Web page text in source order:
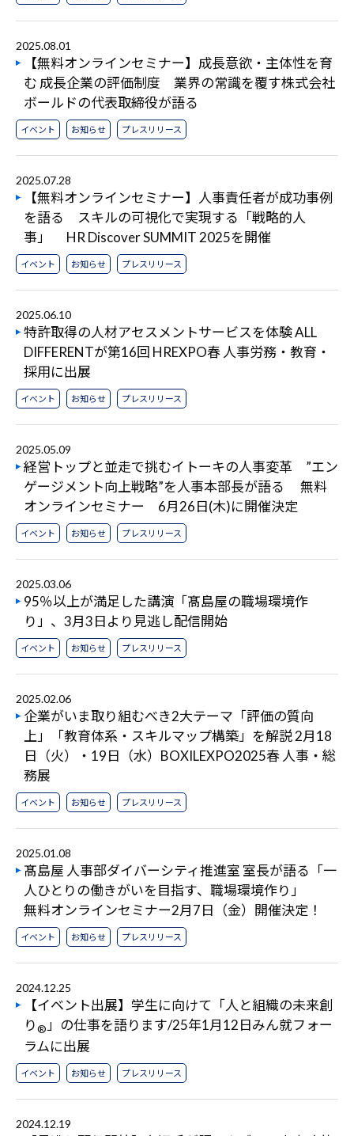
2025.08.01
【無料オンラインセミナー】成長意欲・主体性を育
む 成長企業の評価制度 業界の常識を覆す株式会社
ボールドの代表取締役が語る
イベント お知らせ プレスリリース
2025.07.28
【無料オンラインセミナー】人事責任者が成功事例
を語る スキルの可視化で実現する「戦略的人
事」 HR Discover SUMMIT 2025を開催
イベント お知らせ プレスリリース
2025.06.10
特許取得の人材アセスメントサービスを体験 ALL
DIFFERENTが第16回 HREXPO春 人事労務・教育・
採用に出展
イベント お知らせ プレスリリース
2025.05.09
経営トップと並走で挑むイトーキの人事変革 ”エン
ゲージメント向上戦略”を人事本部長が語る 無料
オンラインセミナー 6月26日(木)に開催決定
イベント お知らせ プレスリリース
2025.03.06
95％以上が満足した講演「髙島屋の職場環境作
り」、3月3日より見逃し配信開始
イベント お知らせ プレスリリース
2025.02.06
企業がいま取り組むべき2大テーマ「評価の質向
上」「教育体系・スキルマップ構築」を解説 2月18
日（火）・19日（水）BOXILEXPO2025春 人事・総
務展
イベント お知らせ プレスリリース
2025.01.08
髙島屋 人事部ダイバーシティ推進室 室長が語る「一
人ひとりの働きがいを目指す、職場環境作り」
無料オンラインセミナー2月7日（金）開催決定！
イベント お知らせ プレスリリース
2024.12.25
【イベント出展】学生に向けて「人と組織の未来創
り® 」の仕事を語ります/25年1月12日みん就フォー
ラムに出展
イベント お知らせ プレスリリース
2024.12.19